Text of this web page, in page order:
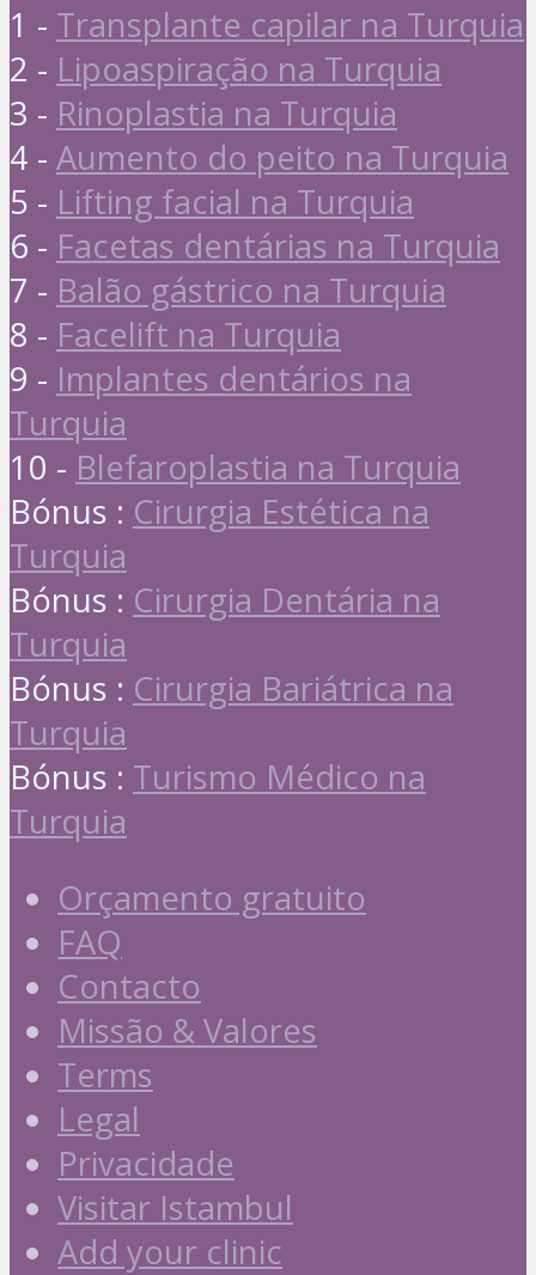
1 - Transplante capilar na Turquia
2 - Lipoaspiração na Turquia
3 - Rinoplastia na Turquia
4 - Aumento do peito na Turquia
5 - Lifting facial na Turquia
6 - Facetas dentárias na Turquia
7 - Balão gástrico na Turquia
8 - Facelift na Turquia
9 - Implantes dentários na
Turquia
10 - Blefaroplastia na Turquia
Bónus : Cirurgia Estética na
Turquia
Bónus : Cirurgia Dentária na
Turquia
Bónus : Cirurgia Bariátrica na
Turquia
Bónus : Turismo Médico na
Turquia
Orçamento gratuito
FAQ
Contacto
Missão & Valores
Terms
Legal
Privacidade
Visitar Istambul
Add your clinic